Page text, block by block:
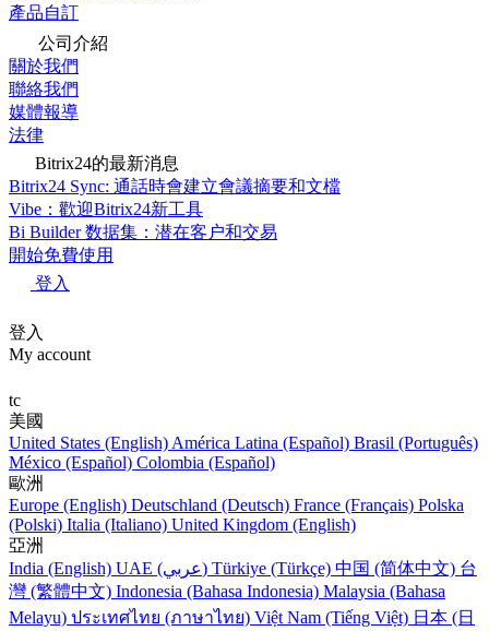
產品自訂
公司介紹
關於我們
聯絡我們
媒體報導
法律
Bitrix24的最新消息
Bitrix24 Sync: 通話時會建立會議摘要和文檔
Vibe：歡迎Bitrix24新工具
Bi Builder 数据集：潜在客户和交易
開始免費使用
登入
登入
My account
tc
美國
United States (English) América Latina (Español) Brasil (Português)
México (Español) Colombia (Español)
歐洲
Europe (English) Deutschland (Deutsch) France (Français) Polska
(Polski) Italia (Italiano) United Kingdom (English)
亞洲
India (English)
UAE (عربي) Türkiye (Türkçe) 中国 (简体中文) 台
灣 (繁體中文) Indonesia (Bahasa Indonesia) Malaysia (Bahasa
Melayu) ประเทศไทย (ภาษาไทย) Việt Nam (Tiếng Việt) 日本 (日